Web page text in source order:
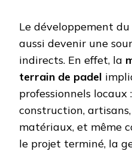
Le développement
aussi devenir une
indirects. En effet, la
terrain de padel
professionnels locaux
construction,
matériaux, et même
le projet terminé, la